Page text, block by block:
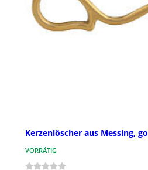
Kerzenlöscher aus Messing,
VORRÄTIG